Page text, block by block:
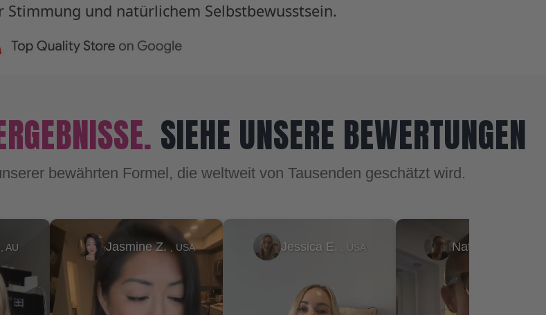
Stimmung und natürlichem Selbstbewusstsein.
SIEHE UNSERE BEWERTUNGEN
bewährten Formel, die weltweit von Tausenden geschätzt wird.
Jessica E., USA Natasha P. , USA Ty